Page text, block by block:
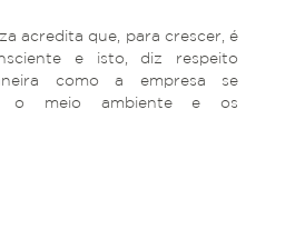
acredita que, para crescer, é
e isto, diz respeito
como a empresa se
o meio ambiente e os